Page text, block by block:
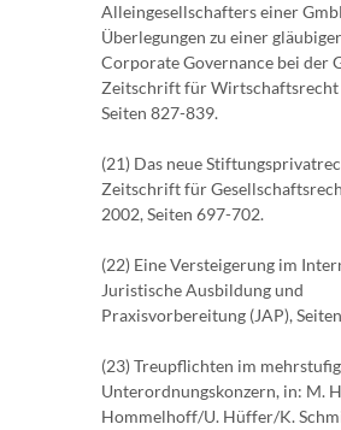
Alleingesellschafters einer
Überlegungen zu einer
Corporate Governance bei der
Zeitschrift für Wirtschaftsrecht
Seiten 827-839.
(21) Das neue
Zeitschrift für
2002, Seiten 697-702.
(22) Eine Versteigerung im
Juristische Ausbildung und
Praxisvorbereitung (JAP),
(23) Treupflichten im
Unterordnungskonzern, in: M.
Hommelhoff/U. Hüffer/K.